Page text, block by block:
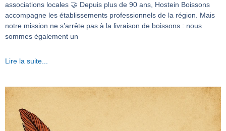
associations locales 🤝 Depuis plus de 90 ans, Hostein Boissons
accompagne les établissements professionnels de la région. Mais
notre mission ne s’arrête pas à la livraison de boissons : nous
sommes également un
Lire la suite...